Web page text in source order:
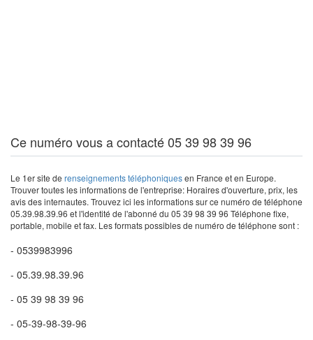
Ce numéro vous a contacté 05 39 98 39 96
Le 1er site de renseignements téléphoniquesen France et en Europe.
Trouver toutes les informations de l'entreprise: Horaires d'ouverture, prix, les
avis des internautes. Trouvez ici les informations sur ce numéro de téléphone
05.39.98.39.96 et l'identité de l'abonné du 05 39 98 39 96 Téléphone fixe,
portable, mobile et fax. Les formats possibles de numéro de téléphone sont :
- 0539983996
- 05.39.98.39.96
- 05 39 98 39 96
- 05-39-98-39-96